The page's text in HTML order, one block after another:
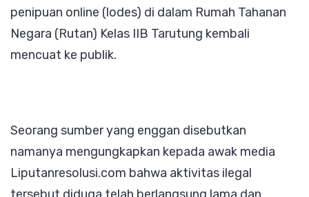
Tarutung
penipuan online (lodes) di dalam Rumah Tahanan
Negara (Rutan) Kelas IIB Tarutung kembali
mencuat ke publik.
Seorang sumber yang enggan disebutkan
namanya mengungkapkan kepada awak media
Liputanresolusi.com bahwa aktivitas ilegal